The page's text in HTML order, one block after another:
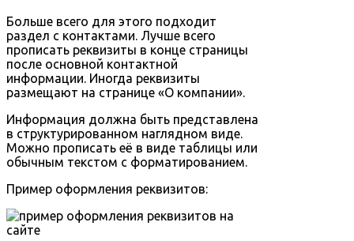
Больше всего для этого подходит
раздел с контактами. Лучше всего
прописать реквизиты в конце страницы
после основной контактной
информации. Иногда реквизиты
размещают на странице «О компании».
Информация должна быть представлена
в структурированном наглядном виде.
Можно прописать её в виде таблицы или
обычным текстом с форматированием.
Пример оформления реквизитов: